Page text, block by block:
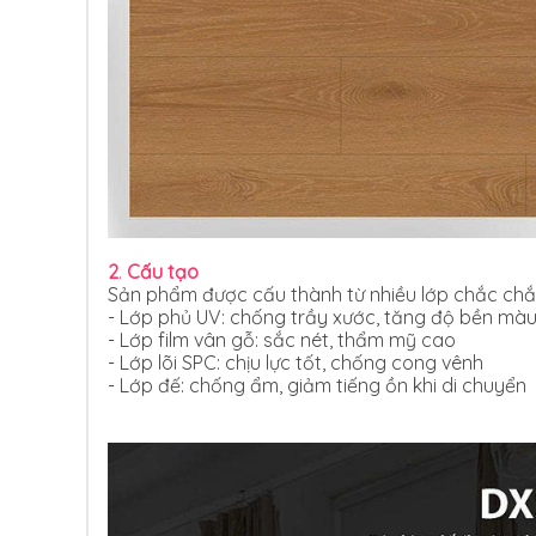
2. Cấu tạo
Sản phẩm được cấu thành từ nhiều lớp chắc
- Lớp phủ UV: chống trầy xước, tăng độ bền màu
- Lớp film vân gỗ: sắc nét, thẩm mỹ cao
- Lớp lõi SPC: chịu lực tốt, chống cong vênh
- Lớp đế: chống ẩm, giảm tiếng ồn khi di chuyển